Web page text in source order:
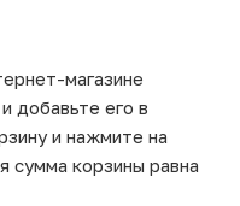
магазине
добавьте его в
и нажмите на
сумма корзины равна